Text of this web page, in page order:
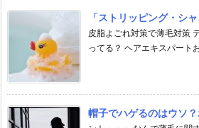
「ストリッピング・シ
皮脂よごれ対策で薄毛対策
ってる？ ヘアエキスパート
帽子でハゲるのはウソ？